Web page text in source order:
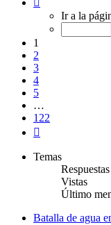
Ir a la
1
2
3
4
5
…
122
Temas
Respuestas
Vistas
Último
Batalla de agua